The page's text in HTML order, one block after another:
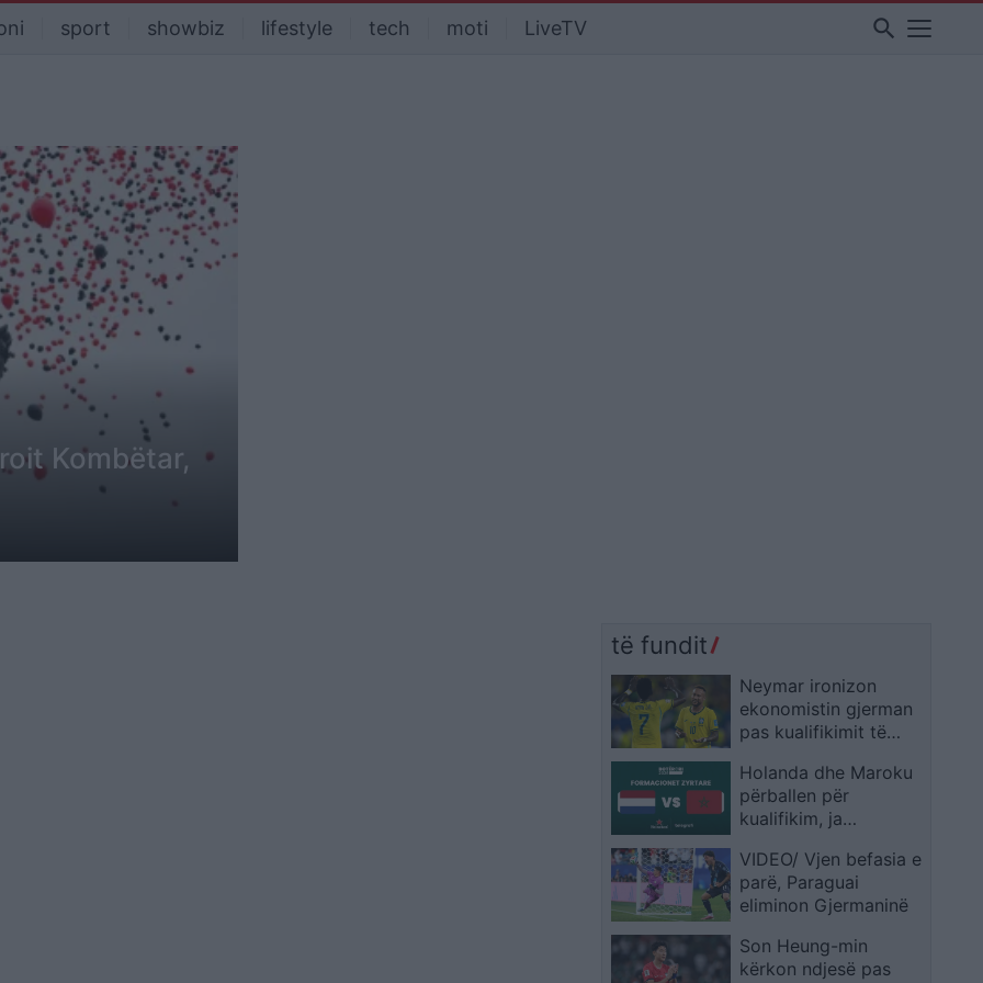
sport showbiz lifestyle tech moti LiveTV search
Kombëtar,
të fundit
Neymar ironizon
ekonomistin gjerman
pas kualifikimit të
në Botërorin e
ardhshëm
Holanda dhe Maroku
përballen për
kualifikim, ja
VIDEO/ Vjen befasia e
parë, Paraguai
eliminon Gjermaninë
Son Heung-min
kërkon ndjesë pas